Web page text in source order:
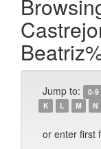
Jump to: 0-9
K
L M N
or enter first